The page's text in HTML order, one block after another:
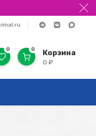
0 0 Корзина
0₽